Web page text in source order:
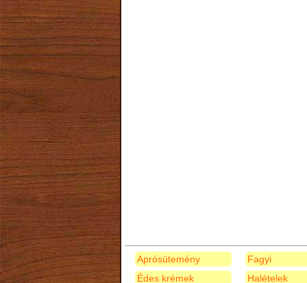
Aprósütemény
Édes krémek
Fagyi
Halételek